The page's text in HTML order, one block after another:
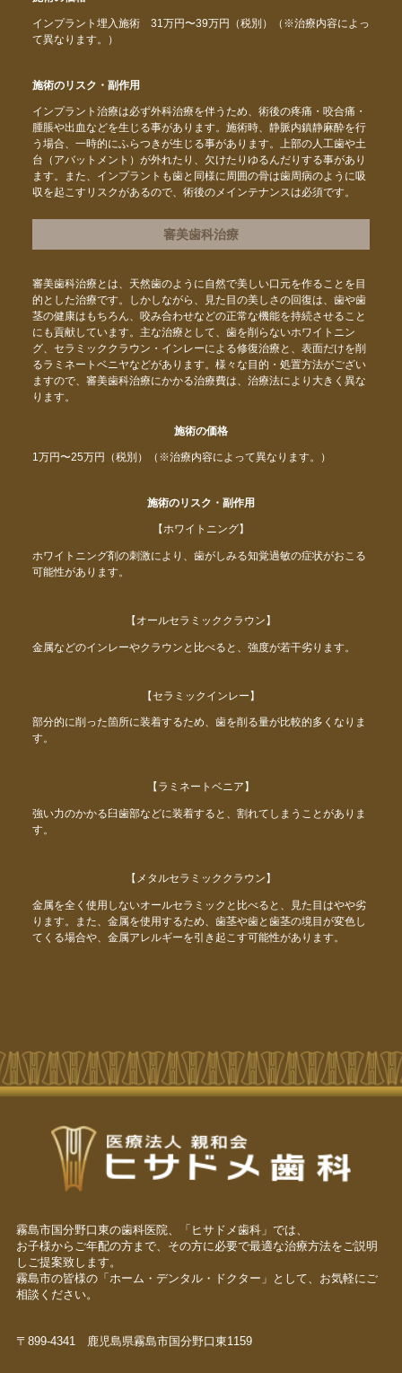
インプラント埋入施術 31万円〜39万円（税別）（※治療内容によっ
て異なります。）
施術のリスク・副作用
インプラント治療は必ず外科治療を伴うため、術後の疼痛・咬合痛・
腫脹や出血などを生じる事があります。施術時、静脈内鎮静麻酔を行
う場合、一時的にふらつきが生じる事があります。上部の人工歯や土
台（アバットメント）が外れたり、欠けたりゆるんだりする事があり
ます。また、インプラントも歯と同様に周囲の骨は歯周病のように吸
収を起こすリスクがあるので、術後のメインテナンスは必須です。
審美歯科治療
審美歯科治療とは、天然歯のように自然で美しい口元を作ることを目
的とした治療です。しかしながら、見た目の美しさの回復は、歯や歯
茎の健康はもちろん、咬み合わせなどの正常な機能を持続させること
にも貢献しています。主な治療として、歯を削らないホワイトニン
グ、セラミッククラウン・インレーによる修復治療と、表面だけを削
るラミネートベニヤなどがあります。様々な目的・処置方法がござい
ますので、審美歯科治療にかかる治療費は、治療法により大きく異な
ります。
施術の価格
1万円〜25万円（税別）（※治療内容によって異なります。）
施術のリスク・副作用
【ホワイトニング】
ホワイトニング剤の刺激により、歯がしみる知覚過敏の症状がおこる
可能性があります。
【オールセラミッククラウン】
金属などのインレーやクラウンと比べると、強度が若干劣ります。
【セラミックインレー】
部分的に削った箇所に装着するため、歯を削る量が比較的多くなりま
す。
【ラミネートベニア】
強い力のかかる臼歯部などに装着すると、割れてしまうことがありま
す。
【メタルセラミッククラウン】
金属を全く使用しないオールセラミックと比べると、見た目はやや劣
ります。また、金属を使用するため、歯茎や歯と歯茎の境目が変色し
てくる場合や、金属アレルギーを引き起こす可能性があります。
霧島市国分野口東の歯科医院、「ヒサドメ歯科」では、
お子様からご年配の方まで、その方に必要で最適な治療方法をご説明
しご提案致します。
霧島市の皆様の「ホーム・デンタル・ドクター」として、お気軽にご
相談ください。
〒899-4341 鹿児島県霧島市国分野口東1159